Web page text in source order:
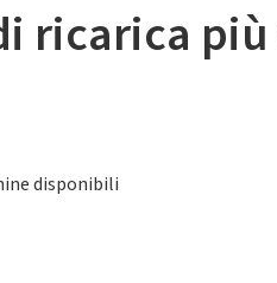
ricarica
disponibili